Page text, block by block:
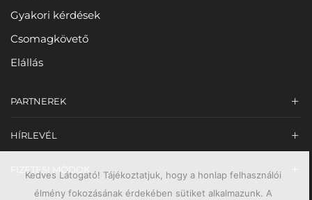
Gyakori kérdések
Csomagkövető
Elállás
PARTNEREK
HÍRLEVÉL
FIZETÉSI MÓDOK
Kedves Látogató! Tájékoztatjuk, hogy a honlap felhasználói
élmény fokozásának érdekében sütiket alkalmazunk. A